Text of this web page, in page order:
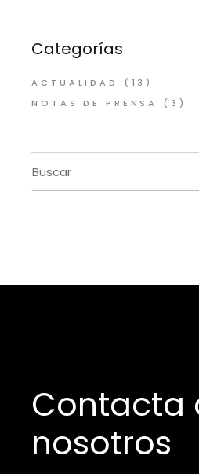
Categorías
ACTUALIDAD
(13)
NOTAS DE PRENSA
(3)
Buscar
por:
Contacta
nosotros